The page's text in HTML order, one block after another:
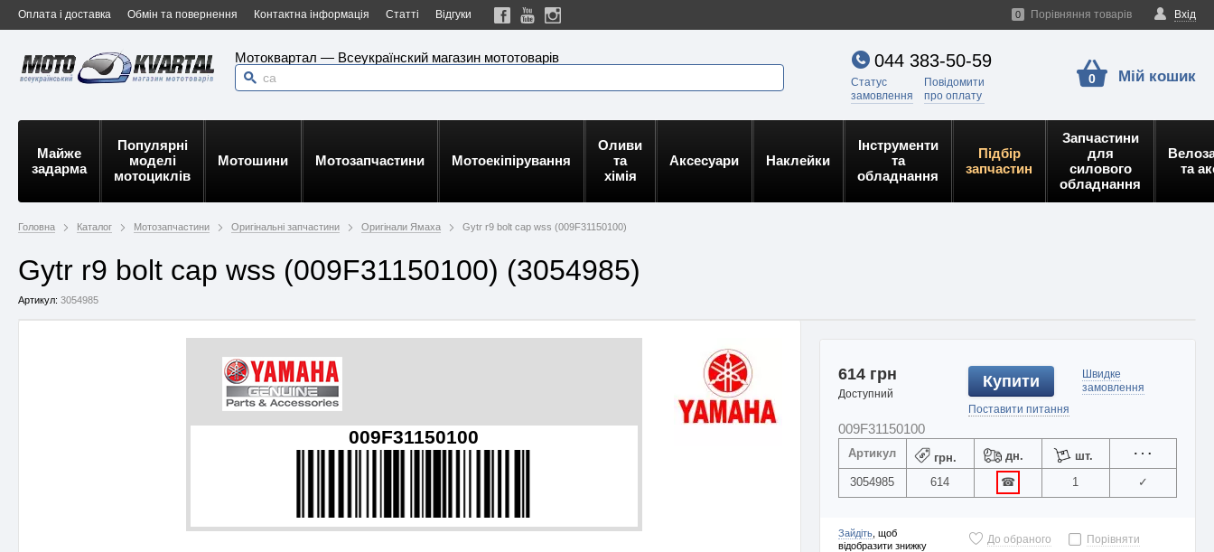
Оплата і доставка Обмін та повернення Контактна інформація Статті Відгуки Вхід
0 Порівняння товарів
Мотоквартал — Всеукраїнский магазин мототоварів 044 383-50-59
Статус
замовлення
Повідомити
про оплату
0 Мій кошик
Майже
задарма
Популярні
моделі
мотоциклів
Мотошини Мотозапчастини Мотоекіпірування
Оливи
та
хімія
Аксесуари Наклейки
Інструменти
та
обладнання
Підбір
запчастин
Запчастини
для
силового
обладнання
та
Головна Каталог Мотозапчастини Оригінальні запчастини Оригінали Ямаха Gytr r9 bolt cap wss (009F31150100)
Gytr r9 bolt cap wss (009F31150100) (3054985)
Артикул: 3054985
009F31150100
614 грн
Доступний
Купити
Поставити питання
Швидке
замовлення
009F31150100
Артикул грн. дн.
шт.
3054985
614 ☎ 1 ✓
Зайдіть, щоб
відобразити знижку
До обраного Порівняти